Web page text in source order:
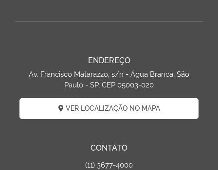
ENDEREÇO
Av. Francisco Matarazzo, s/n - Água Branca, São
Paulo - SP, CEP 05003-020
VER LOCALIZAÇÃO NO MAPA
CONTATO
(11) 3677-4000